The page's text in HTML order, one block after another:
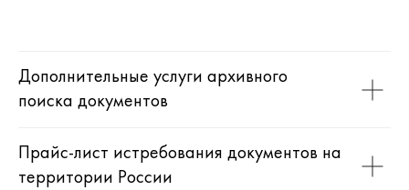
Дополнительные услуги архивного
поиска документов
Прайс-лист истребования документов на
территории России